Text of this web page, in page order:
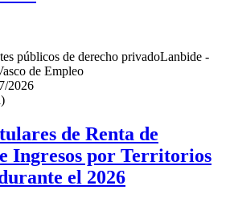
públicos de derecho privadoLanbide -
de Empleo
2026
de Renta de
Ingresos por Territorios
el 2026